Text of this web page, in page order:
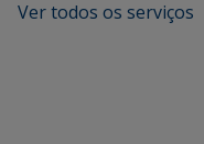
Ver todos os serviços